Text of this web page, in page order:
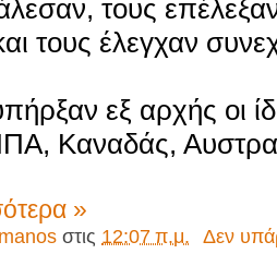
τους
τους έλεγχαν
εξ αρχής οι
Καναδάς,
»
στις 12:07 π.μ. Δεν